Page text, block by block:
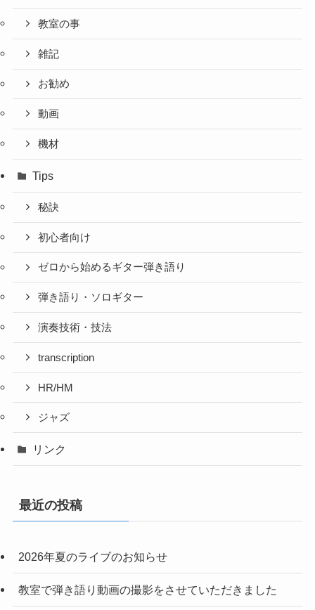
教室の事
雑記
お勧め
動画
機材
Tips
秘訣
初心者向け
ゼロから始めるギター弾き語り
弾き語り・ソロギター
演奏技術・技法
transcription
HR/HM
ジャズ
リンク
最近の投稿
2026年夏のライブのお知らせ
教室で弾き語り動画の撮影をさせていただきました